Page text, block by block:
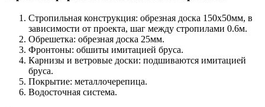
Стропильная конструкция: обрезная доска 150х50мм, в
зависимости от проекта, шаг между стропилами 0.6м.
Обрешетка: обрезная доска 25мм.
Фронтоны: обшиты имитацией бруса.
Карнизы и ветровые доски: подшиваются имитацией
бруса.
Покрытие: металлочерепица.
Водосточная система.